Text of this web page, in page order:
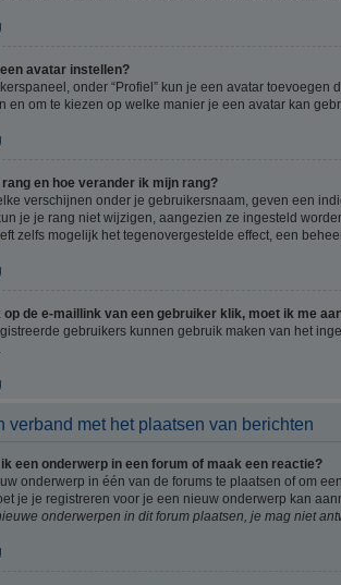
avatar instellen?
onder “Profiel” kun je een avatar
en om te kiezen op welke manier je een avatar kan
en hoe verander ik mijn rang?
verschijnen onder je gebruikersnaam, geven een
je je rang niet wijzigen, aangezien ze ingesteld
zelfs mogelijk het tegenovergestelde effect, een
op de e-maillink van een gebruiker klik, moet ik me
gebruikers kunnen gebruik maken van het
verband met het plaatsen van berichten
een onderwerp in een forum of maak een reactie?
onderwerp in één van de forums te plaatsen of om
je je registreren voor je een nieuw onderwerp kan
onderwerpen in dit forum plaatsen, je mag niet